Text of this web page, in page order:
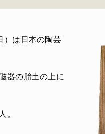
）は日本の陶芸
器の胎土の上に
。